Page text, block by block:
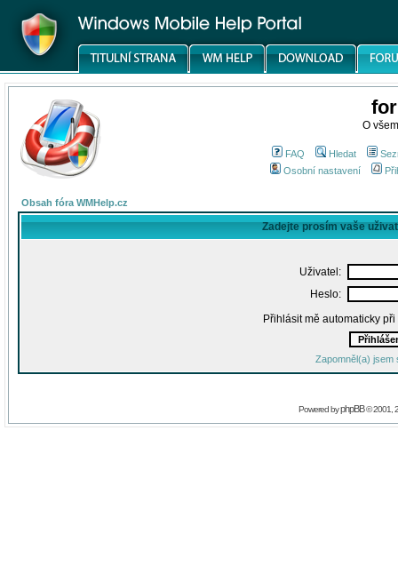
O
FAQ Hledat
Osobní nastavení
Obsah fóra WMHelp.cz
Zadejte prosím vaše
Uživatel:
Heslo:
Přihlásit mě automaticky
Zapomněl(a) jsem
Powered byphpBB© 2001,